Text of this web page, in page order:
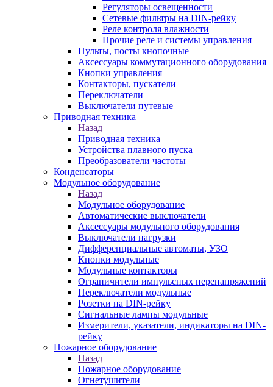
Регуляторы освещенности
Сетевые фильтры на DIN-рейку
Реле контроля влажности
Прочие реле и системы управления
Пульты, посты кнопочные
Аксессуары коммутационного оборудования
Кнопки управления
Контакторы, пускатели
Переключатели
Выключатели путевые
Приводная техника
Назад
Приводная техника
Устройства плавного пуска
Преобразователи частоты
Конденсаторы
Модульное оборудование
Назад
Модульное оборудование
Автоматические выключатели
Аксессуары модульного оборудования
Выключатели нагрузки
Дифференциальные автоматы, УЗО
Кнопки модульные
Модульные контакторы
Ограничители импульсных перенапряжений
Переключатели модульные
Розетки на DIN-рейку
Сигнальные лампы модульные
Измерители, указатели, индикаторы на DIN-
рейку
Пожарное оборудование
Назад
Пожарное оборудование
Огнетушители